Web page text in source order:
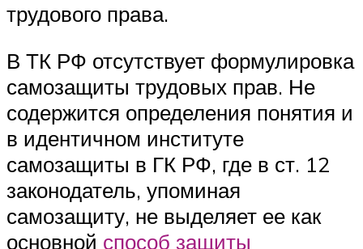
трудового права.
В ТК РФ отсутствует формулировка
самозащиты трудовых прав. Не
содержится определения понятия и
в идентичном институте
самозащиты в ГК РФ, где в ст. 12
законодатель, упоминая
самозащиту, не выделяет ее как
основной способ защиты